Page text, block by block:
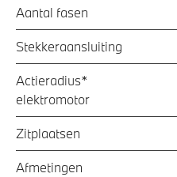
Aantal fasen
Stekkeraansluiting
Actieradius*
elektromotor
Zitplaatsen
Afmetingen